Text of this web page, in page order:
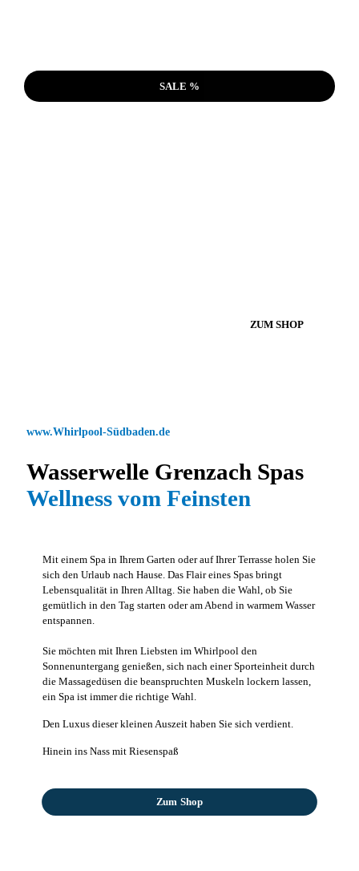
SALE %
ZUM SHOP
www.Whirlpool-Südbaden.de
Wasserwelle Grenzach Spas
Wellness vom Feinsten
Mit einem Spa in Ihrem Garten oder auf Ihrer Terrasse holen Sie
sich den Urlaub nach Hause. Das Flair eines Spas bringt
Lebensqualität in Ihren Alltag. Sie haben die Wahl, ob Sie
gemütlich in den Tag starten oder am Abend in warmem Wasser
entspannen.
Sie möchten mit Ihren Liebsten im Whirlpool den
Sonnenuntergang genießen, sich nach einer Sporteinheit durch
die Massagedüsen die beanspruchten Muskeln lockern lassen,
ein Spa ist immer die richtige Wahl.
Den Luxus dieser kleinen Auszeit haben Sie sich verdient.
Hinein ins Nass mit Riesenspaß
Zum Shop